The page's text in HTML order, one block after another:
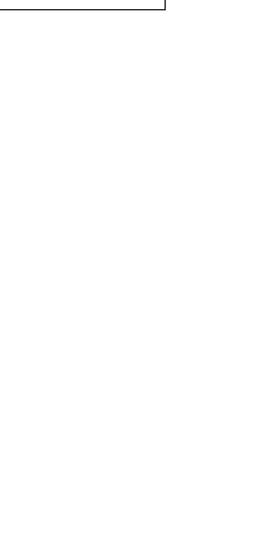
Avtodayanacaqda maşına zərər
35°, rayonlarda